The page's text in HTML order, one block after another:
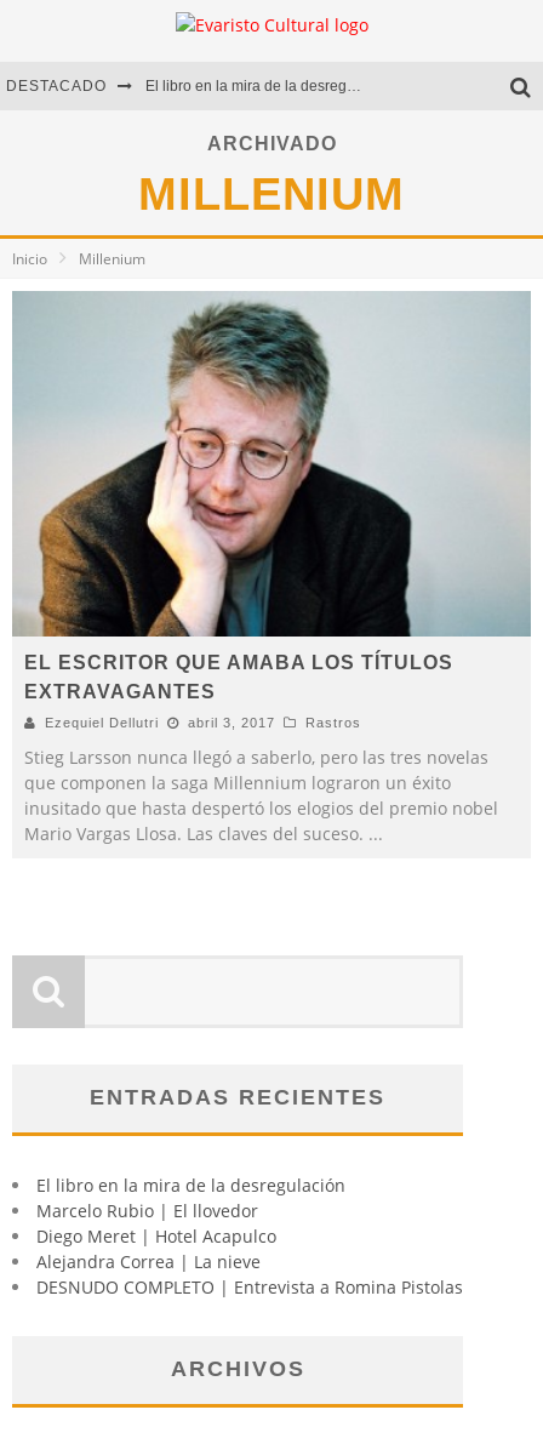
DESTACADO El libro en la mira de la desregulación
Marcelo Rubio | El llovedor
Diego Meret | Hotel Acapulco
Alejandra Correa | La nieve
ARCHIVADO
MILLENIUM
Inicio Millenium
EL ESCRITOR QUE AMABA LOS TÍTULOS
EXTRAVAGANTES
Ezequiel Dellutri abril 3, 2017 Rastros
Stieg Larsson nunca llegó a saberlo, pero las tres novelas
que componen la saga Millennium lograron un éxito
inusitado que hasta despertó los elogios del premio nobel
Mario Vargas Llosa. Las claves del suceso. ...
ENTRADAS RECIENTES
El libro en la mira de la desregulación
Marcelo Rubio | El llovedor
Diego Meret | Hotel Acapulco
Alejandra Correa | La nieve
DESNUDO COMPLETO | Entrevista a Romina Pistolas
ARCHIVOS